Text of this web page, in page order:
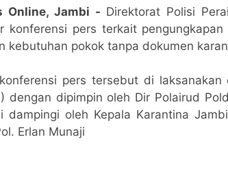
Online, Jambi - Direktorat Polisi
konferensi pers terkait
kebutuhan pokok tanpa dokumen
pers tersebut di
dengan dipimpin oleh Dir Polairud
dampingi oleh Kepala Karantina
Erlan Munaji